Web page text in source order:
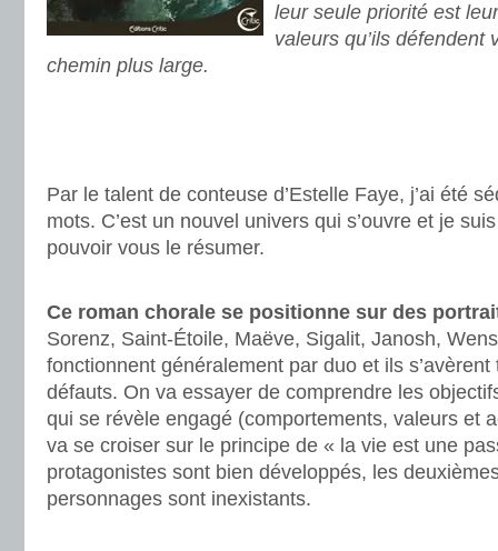
leur seule priorité est
valeurs qu’ils défendent
chemin plus large.
Par le talent de conteuse d’Estelle Faye, j’ai été
mots. C’est un nouvel univers qui s’ouvre et je
pouvoir vous le résumer.
Ce roman chorale se positionne sur des
Sorenz, Saint-Étoile, Maëve, Sigalit, Janosh,
fonctionnent généralement par duo et ils
défauts. On va essayer de comprendre les
qui se révèle engagé (comportements, valeurs et
va se croiser sur le principe de « la vie est une
protagonistes sont bien développés, les
personnages sont inexistants.